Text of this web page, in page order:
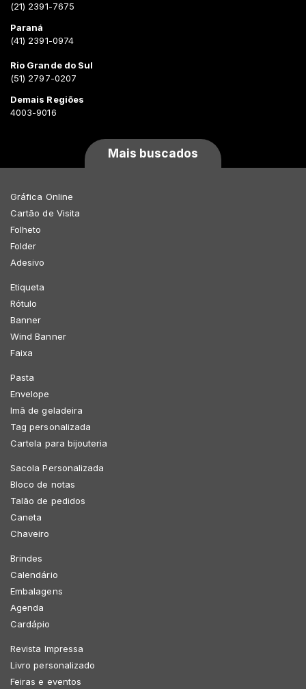
(21) 2391-7675
Paraná
(41) 2391-0974
Rio Grande do Sul
(51) 2797-0207
Demais Regiões
4003-9016
Mais buscados
Gráfica Online
Cartão de Visita
Folheto
Folder
Adesivo
Etiqueta
Rótulo
Banner
Wind Banner
Faixa
Pasta
Envelope
Imã de geladeira
Tag personalizada
Cartela para bijouteria
Sacola Personalizada
Bloco de notas
Talão de pedidos
Caneta
Chaveiro
Brindes
Calendário
Embalagens
Agenda
Cardápio
Revista Impressa
Livro personalizado
Feiras e eventos